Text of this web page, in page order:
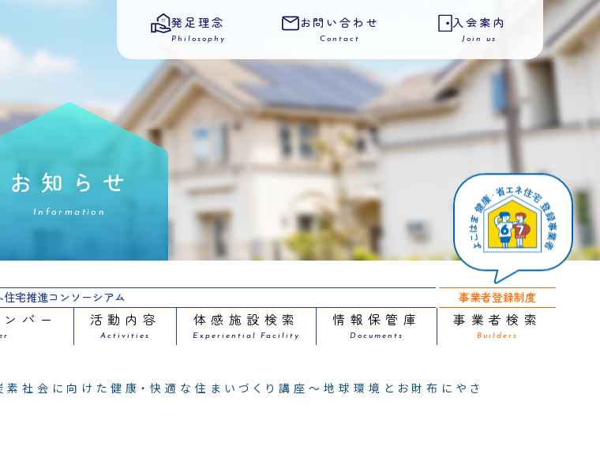
発足理念
Philosophy
お問い合わせ
Contact
入会案内
Join us
宅推進コンソーシアム
バー 活動内容
Activities
体感施設検索
Experiential Facility
情報保管庫
Documents
事業者登録制度
事業者検索
Builders
お知らせ
Information
社会に向けた健康・快適な住まいづくり講座～地球環境とお財布にやさ